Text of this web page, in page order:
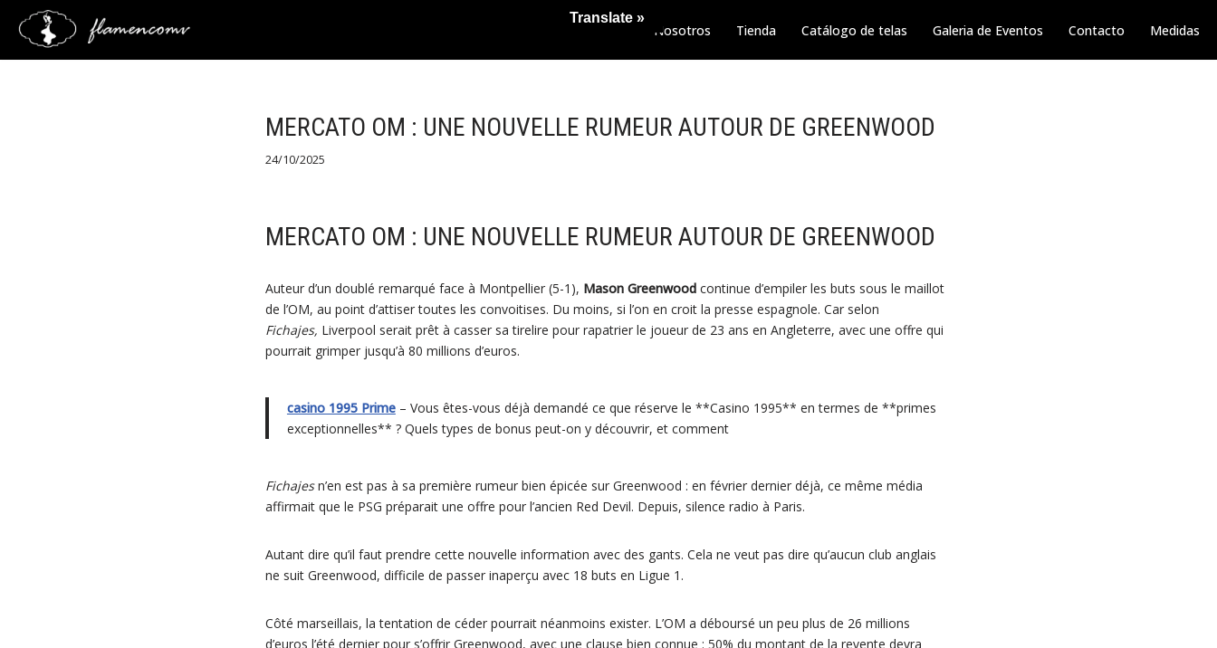
Saltar
Nosotros Tienda Catálogo de telas Galeria de Eventos Contacto Medidas
MERCATO OM : UNE NOUVELLE RUMEUR AUTOUR DE GREENWOOD
24/10/2025
MERCATO OM : UNE NOUVELLE RUMEUR AUTOUR DE GREENWOOD
Auteur d’un doublé remarqué face à Montpellier (5-1), Mason Greenwoodcontinue d’empiler les buts sous le maillot
de l’OM, au point d’attiser toutes les convoitises. Du moins, si l’on en croit la presse espagnole. Car selon
Fichajes, Liverpool serait prêt à casser sa tirelire pour rapatrier le joueur de 23 ans en Angleterre, avec une offre qui
pourrait grimper jusqu’à 80 millions d’euros.
casino 1995 Prime– Vous êtes-vous déjà demandé ce que réserve le **Casino 1995** en termes de **primes
exceptionnelles** ? Quels types de bonus peut-on y découvrir, et comment
Fichajesn’en est pas à sa première rumeur bien épicée sur Greenwood : en février dernier déjà, ce même média
affirmait que le PSG préparait une offre pour l’ancien Red Devil. Depuis, silence radio à Paris.
Autant dire qu’il faut prendre cette nouvelle information avec des gants. Cela ne veut pas dire qu’aucun club anglais
ne suit Greenwood, difficile de passer inaperçu avec 18 buts en Ligue 1.
Côté marseillais, la tentation de céder pourrait néanmoins exister. L’OM a déboursé un peu plus de 26 millions
d’euros l’été dernier pour s’offrir Greenwood, avec une clause bien connue : 50% du montant de la revente devra
Translate »